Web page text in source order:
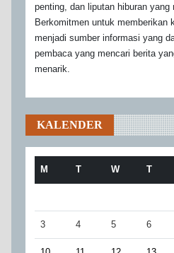
penting, dan liputan hiburan yang
Berkomitmen untuk memberikan
menjadi sumber informasi yang
pembaca yang mencari berita
menarik.
KALENDER
M T W T
3 4 5 6